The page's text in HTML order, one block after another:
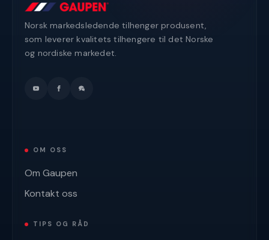
Norsk markedsledende tilhenger produsent,
som leverer kvalitets tilhengere til det Norske
og nordiske markedet.
OM OSS
Om Gaupen
Kontakt oss
TIPS OG RÅD